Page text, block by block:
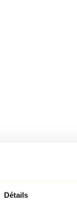
Détails